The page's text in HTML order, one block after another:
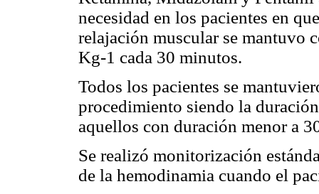
necesidad en los pacientes en
relajación muscular se mantuvo
Kg-1 cada 30 minutos.
Todos los pacientes se
procedimiento siendo la
aquellos con duración menor a
Se realizó monitorización
de la hemodinamia cuando el